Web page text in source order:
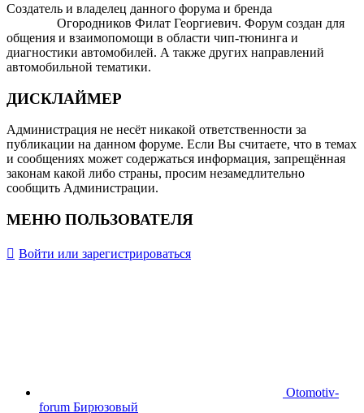
Создатель и владелец данного форума и бренда
Огородников Филат Георгиевич. Форум создан для
общения и взаимопомощи в области чип-тюнинга и
диагностики автомобилей. А также других направлений
автомобильной тематики.
ДИСКЛАЙМЕР
Администрация не несёт никакой ответственности за
публикации на данном форуме. Если Вы считаете, что в темах
и сообщениях может содержаться информация, запрещённая
законам какой либо страны, просим незамедлительно
сообщить Администрации.
МЕНЮ ПОЛЬЗОВАТЕЛЯ
Войти или зарегистрироваться
Otomotiv-
forum Бирюзовый